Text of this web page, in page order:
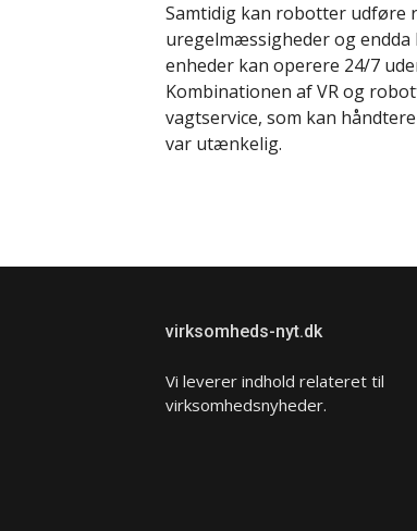
Samtidig kan robotter udføre
uregelmæssigheder og
enheder kan operere 24/7
Kombinationen af VR og
vagtservice, som kan
var utænkelig.
virksomheds-nyt.dk
Vi leverer indhold relateret til
virksomhedsnyheder.